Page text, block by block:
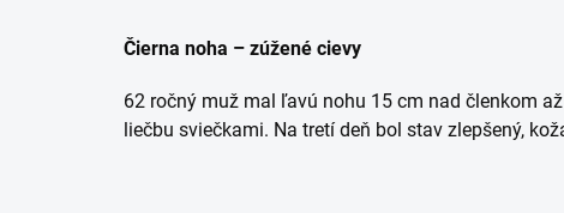
Čierna noha – zúžené cievy
62 ročný muž mal ľavú nohu 15 cm nad členkom
liečbu sviečkami. Na tretí deň bol stav zlepšený,